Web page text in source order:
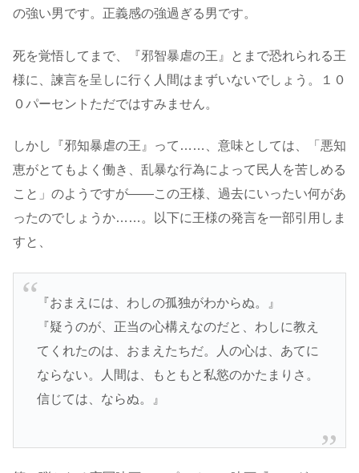
の強い男です。正義感の強過ぎる男です。
死を覚悟してまで、『邪智暴虐の王』とまで恐れられる王
様に、諫言を呈しに行く人間はまずいないでしょう。１０
０パーセントただではすみません。
しかし『邪知暴虐の王』って……、意味としては、「悪知
恵がとてもよく働き、乱暴な行為によって民人を苦しめる
こと」のようですが――この王様、過去にいったい何があ
ったのでしょうか……。以下に王様の発言を一部引用しま
すと、
『おまえには、わしの孤独がわからぬ。』
『疑うのが、正当の心構えなのだと、わしに教え
てくれたのは、おまえたちだ。人の心は、あてに
ならない。人間は、もともと私慾のかたまりさ。
信じては、ならぬ。』